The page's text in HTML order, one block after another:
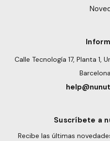
Calle Tecnología 17, Planta 1,
Suscríbete a
Recibe las últimas